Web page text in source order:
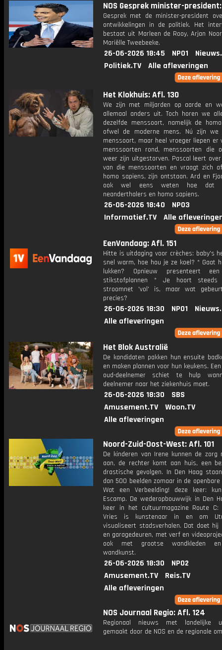
NOS Gesprek minister-
Gesprek met de minister-president
ontwikkelingen in de politiek. Het
bestaat uit Marleen de Rooy, Arjan
Mariëlle Tweebeeke.
26-06-2026 18:45 NPO1
Politiek.TV
Alle afleveringen
Het Klokhuis: Afl. 130
We zijn met miljarden op aarde en
allemaal anders uit. Toch horen we
dezelfde menssoort, namelijk de
ofwel de moderne mens. Nú zijn we
menssoort, maar heel vroeger liepen er
menssoorten rond, menssoorten die
weer zijn uitgestorven. Pascal leert
van die menssoorten en vraagt zich
homo sapiens, zijn ontstaan. Ard en
ook wel eens weten hoe dat
neanderthalers en homo sapiens.
26-06-2026 18:40
NPO3
Informatief.TV
Alle
EenVandaag: Afl. 151
Hitte is uitdaging voor crèches: baby's
snel warm, hoe hou je ze koel? * Gaat
lukken? Opnieuw presenteert
stikstofplannen * Je hoort
stroomnet 'vol' is, maar wat
precies?
26-06-2026 18:30 NPO1
Alle afleveringen
Het Blok Australië
De kandidaten pakken hun ensuite
en maken plannen voor hun keukens.
oud-deelnemer schiet te hulp
deelnemer naar het ziekenhuis moet.
26-06-2026 18:30
SBS
Amusement.TV
Woon.TV
Alle afleveringen
Noord-Zuid-Oost-West: Afl. 101
De kinderen van Irene kunnen de zorg
aan, de rechter komt aan huis, een
drastische gevolgen. In Den Haag
dan 500 beelden zomaar in de
Wat een Verbeelding! deze keer:
Escamp. De wederopbouwwijk in Den
keer in het cultuurmagazine Route C:
Vries is kunstenaar in en om
visualiseert stadsverhalen. Dat doet hij
en garagedeuren, met verf en
ook met grootse wandkleden
wandkunst.
26-06-2026 18:30
NPO2
Amusement.TV
Reis.TV
Alle afleveringen
NOS Journaal Regio: Afl. 124
Regionaal nieuws met landelijke
gemaakt door de NOS en de regionale